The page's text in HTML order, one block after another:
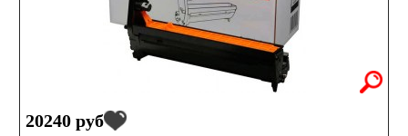
20240 руб